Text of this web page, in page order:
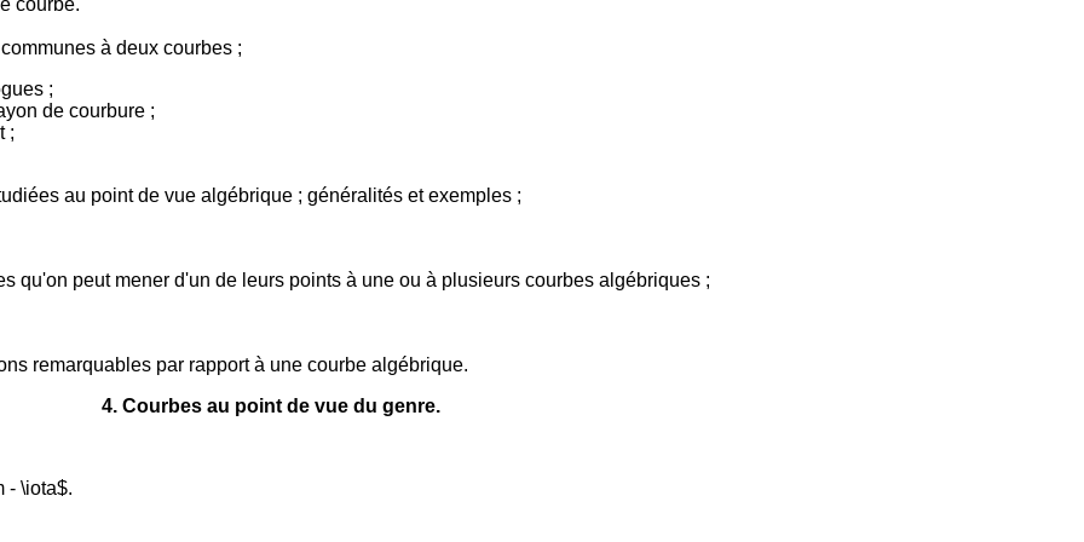
courbe.
à deux courbes ;
;
de courbure ;
;
au point de vue algébrique ; généralités et exemples ;
qu'on peut mener d'un de leurs points à une ou à plusieurs courbes algébriques ;
remarquables par rapport à une courbe algébrique.
4. Courbes au point de vue du genre.
- \iota$.